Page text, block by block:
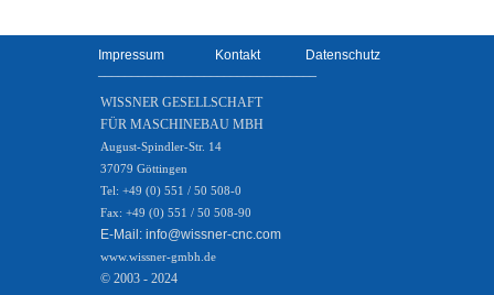
WISSNER GESELLSCHAFT
FÜR MASCHINEBAU MBH
August-Spindler-Str. 14
37079 Göttingen
Tel: +49 (0) 551 / 50 508-0
Fax: +49 (0) 551 / 50 508-90
E-Mail: info@wissner-cnc.com
www.wissner-gmbh.de
© 2003 - 2024
Impressum Kontakt
Datenschutz